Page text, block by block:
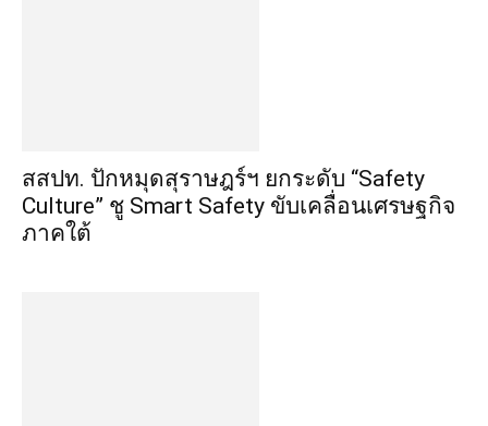
สสปท. ปักหมุดสุราษฎร์ฯ ยกระดับ “Safety
Culture” ชู Smart Safety ขับเคลื่อนเศรษฐกิจ
ภาคใต้